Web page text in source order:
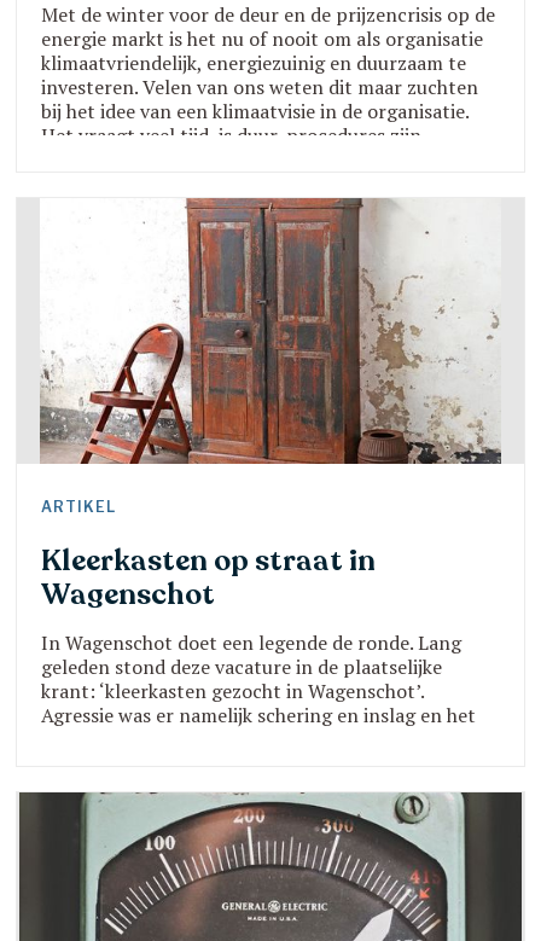
Met de winter voor de deur en de prijzencrisis op de
energie markt is het nu of nooit om als organisatie
klimaatvriendelijk, energiezuinig en duurzaam te
investeren. Velen van ons weten dit maar zuchten
bij het idee van een klimaatvisie in de organisatie.
Het vraagt veel tijd, is duur, procedures zijn
ARTIKEL
Kleerkasten op straat in
Wagenschot
In Wagenschot doet een legende de ronde. Lang
geleden stond deze vacature in de plaatselijke
krant: ‘kleerkasten gezocht in Wagenschot’.
Agressie was er namelijk schering en inslag en het